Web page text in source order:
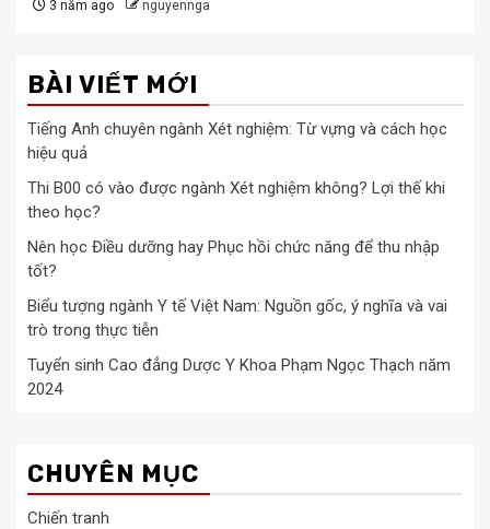
3 năm ago nguyennga
BÀI VIẾT MỚI
Tiếng Anh chuyên ngành Xét nghiệm: Từ vựng và cách học
hiệu quả
Thi B00 có vào được ngành Xét nghiệm không? Lợi thế khi
theo học?
Nên học Điều dưỡng hay Phục hồi chức năng để thu nhập
tốt?
Biểu tượng ngành Y tế Việt Nam: Nguồn gốc, ý nghĩa và vai
trò trong thực tiễn
Tuyển sinh Cao đẳng Dược Y Khoa Phạm Ngọc Thạch năm
2024
CHUYÊN MỤC
Chiến tranh